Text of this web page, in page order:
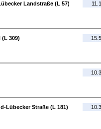
Landstraße (L 57)
309)
Lübecker Straße (L 181)